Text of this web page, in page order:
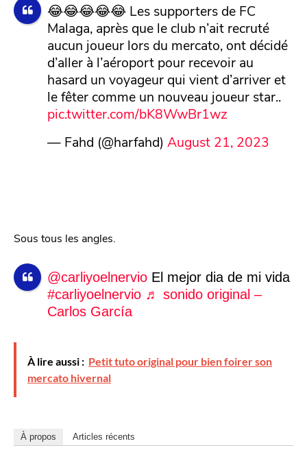
😂😂😂😂😂 Les supporters de FC
Malaga, après que le club n’ait recruté
aucun joueur lors du mercato, ont décidé
d’aller à l’aéroport pour recevoir au
hasard un voyageur qui vient d’arriver et
le fêter comme un nouveau joueur star..
pic.twitter.com/bK8WwBr1wz
— Fahd (@harfahd) August 21, 2023
Sous tous les angles.
@carliyoelnervioEl mejor dia de mi vida
#carliyoelnervio ♬ sonido original –
Carlos García
À lire aussi : Petit tuto original pour bien foirer son
mercato hivernal
À propos Articles récents